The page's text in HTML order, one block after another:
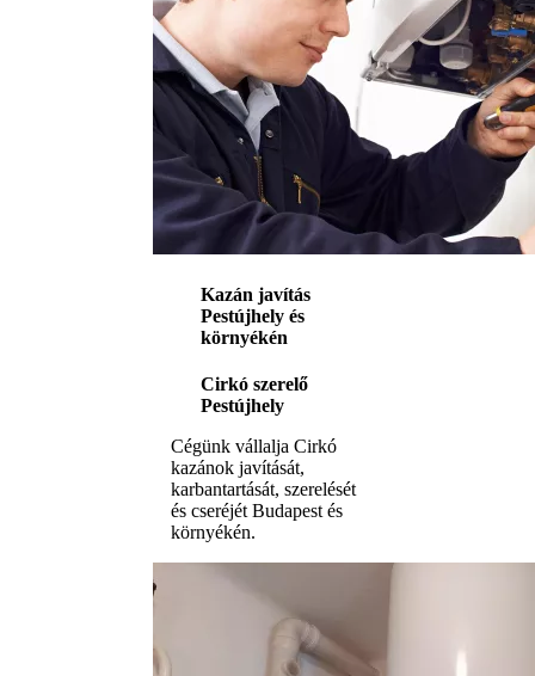
Kazán javítás
Pestújhely és
környékén
Cirkó szerelő
Pestújhely
Cégünk vállalja Cirkó
kazánok javítását,
karbantartását, szerelését
és cseréjét Budapest és
környékén.